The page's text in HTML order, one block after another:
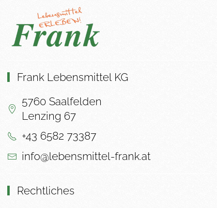
Frank Lebensmittel KG
5760 Saalfelden
Lenzing 67
+43 6582 73387
info@lebensmittel-frank.at
Rechtliches